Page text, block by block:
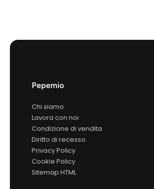
Pepemio
Chi siamo
Lavora con noi
Condizione di vendita
Diritto di recesso
Privacy Policy
Cookie Policy
Sitemap HTML